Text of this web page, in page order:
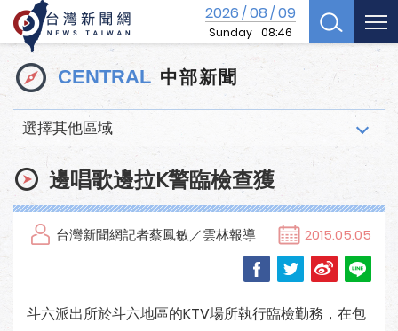
2026/08/09
Sunday 08:46
CENTRAL 中部新聞
選擇其他區域
邊唱歌邊拉K警臨檢查獲
台灣新聞網記者蔡鳳敏／雲林報導 2015.05.05
斗六派出所於斗六地區的KTV場所執行臨檢勤務，在包